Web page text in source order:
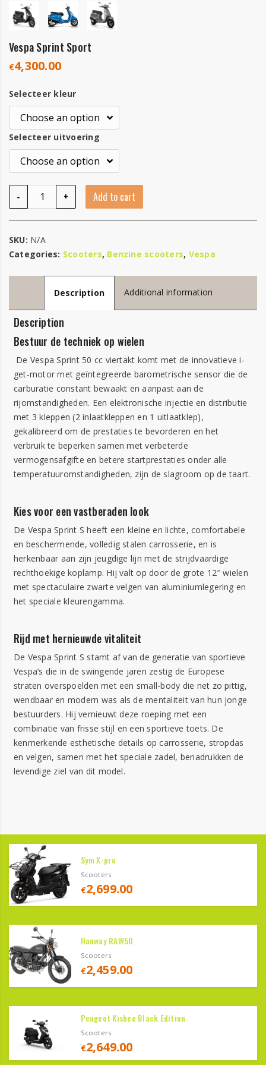
Vespa Sprint Sport
€4,300.00
Selecteer kleur
Selecteer uitvoering
-
Vespa Sprint Sport quantity
+ Add to cart
SKU: N/A
Categories: Scooters, Benzine scooters, Vespa
Description Additional information
Description
Bestuur de techniek op wielen
De Vespa Sprint 50 cc viertakt komt met de innovatieve i-
get-motor met geïntegreerde barometrische sensor die de
carburatie constant bewaakt en aanpast aan de
rijomstandigheden. Een elektronische injectie en distributie
met 3 kleppen (2 inlaatkleppen en 1 uitlaatklep),
gekalibreerd om de prestaties te bevorderen en het
verbruik te beperken samen met verbeterde
vermogensafgifte en betere startprestaties onder alle
temperatuuromstandigheden, zijn de slagroom op de taart.
Kies voor een vastberaden look
De Vespa Sprint S heeft een kleine en lichte, comfortabele
en beschermende, volledig stalen carrosserie, en is
herkenbaar aan zijn jeugdige lijn met de strijdvaardige
rechthoekige koplamp. Hij valt op door de grote 12″ wielen
met spectaculaire zwarte velgen van aluminiumlegering en
het speciale kleurengamma.
Rijd met hernieuwde vitaliteit
De Vespa Sprint S stamt af van de generatie van sportieve
Vespa’s die in de swingende jaren zestig de Europese
straten overspoelden met een small-body die net zo pittig,
wendbaar en modern was als de mentaliteit van hun jonge
bestuurders. Hij vernieuwt deze roeping met een
combinatie van frisse stijl en een sportieve toets. De
kenmerkende esthetische details op carrosserie, stropdas
en velgen, samen met het speciale zadel, benadrukken de
levendige ziel van dit model.
Sym X-pro
Scooters
€2,699.00
Hanway RAW50
Scooters
€2,459.00
Peugeot Kisbee Black Edition
Scooters
€2,649.00